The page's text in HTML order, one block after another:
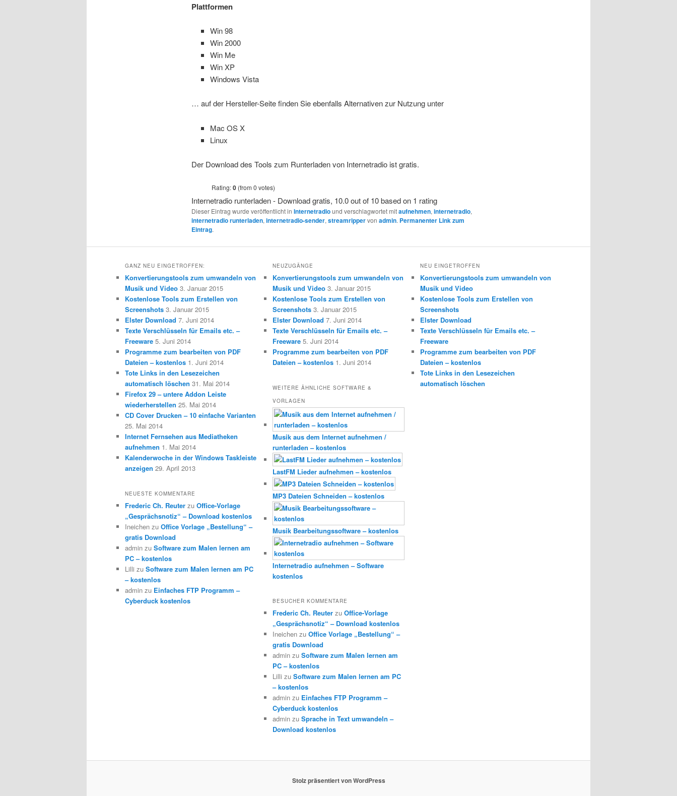
Plattformen
Win 98
Win 2000
Win Me
Win XP
Windows Vista
… auf der Hersteller-Seite finden Sie ebenfalls Alternativen zur Nutzung unter
Mac OS X
Linux
Der Download des Tools zum Runterladen von Internetradio ist gratis.
Rating:0(from 0 votes)
Internetradio runterladen - Download gratis, 10.0out of 10based on 1 rating
Dieser Eintrag wurde veröffentlicht in Internetradiound verschlagwortet mitaufnehmen,internetradio,
internetradio runterladen,internetradio-sender,streamrippervon admin. Permanenter Link zum
Eintrag.
GANZ NEU EINGETROFFEN:
Konvertierungstools zum umwandeln von
Musik und Video 3. Januar 2015
Kostenlose Tools zum Erstellen von
Screenshots 3. Januar 2015
Elster Download 7. Juni 2014
Texte Verschlüsseln für Emails etc. –
Freeware 5. Juni 2014
Programme zum bearbeiten von PDF
Dateien – kostenlos 1. Juni 2014
Tote Links in den Lesezeichen
automatisch löschen 31. Mai 2014
Firefox 29 – untere Addon Leiste
wiederherstellen 25. Mai 2014
CD Cover Drucken – 10 einfache Varianten
25. Mai 2014
Internet Fernsehen aus Mediatheken
aufnehmen 1. Mai 2014
Kalenderwoche in der Windows Taskleiste
anzeigen 29. April 2013
NEUESTE KOMMENTARE
Frederic Ch. Reuter zu Office-Vorlage
„Gesprächsnotiz“ – Download kostenlos
Ineichen zu Office Vorlage „Bestellung“ –
gratis Download
admin zu Software zum Malen lernen am
PC – kostenlos
Lilli zu Software zum Malen lernen am PC
– kostenlos
admin zu Einfaches FTP Programm –
Cyberduck kostenlos
NEUZUGÄNGE
Konvertierungstools zum umwandeln von
Musik und Video 3. Januar 2015
Kostenlose Tools zum Erstellen von
Screenshots 3. Januar 2015
Elster Download 7. Juni 2014
Texte Verschlüsseln für Emails etc. –
Freeware 5. Juni 2014
Programme zum bearbeiten von PDF
Dateien – kostenlos 1. Juni 2014
WEITERE ÄHNLICHE SOFTWARE &
VORLAGEN
Musik aus dem Internet aufnehmen /
runterladen – kostenlos
LastFM Lieder aufnehmen – kostenlos
MP3 Dateien Schneiden – kostenlos
Musik Bearbeitungssoftware – kostenlos
Internetradio aufnehmen – Software
kostenlos
BESUCHER KOMMENTARE
Frederic Ch. Reuterzu Office-Vorlage
„Gesprächsnotiz“ – Download kostenlos
Ineichenzu Office Vorlage „Bestellung“ –
gratis Download
adminzu Software zum Malen lernen am
PC – kostenlos
Lilli zu Software zum Malen lernen am PC
– kostenlos
adminzu Einfaches FTP Programm –
Cyberduck kostenlos
adminzu Sprache in Text umwandeln –
Download kostenlos
NEU EINGETROFFEN
Konvertierungstools zum umwandeln von
Musik und Video
Kostenlose Tools zum Erstellen von
Screenshots
Elster Download
Texte Verschlüsseln für Emails etc. –
Freeware
Programme zum bearbeiten von PDF
Dateien – kostenlos
Tote Links in den Lesezeichen
automatisch löschen
Stolz präsentiert von WordPress